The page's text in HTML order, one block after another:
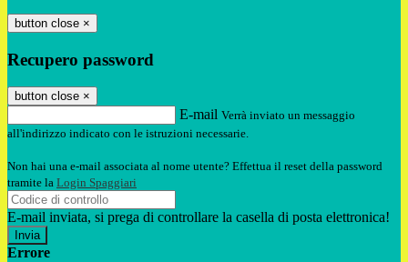
button close ×
Recupero password
button close ×
E-mail Verrà inviato un messaggio
all'indirizzo indicato con le istruzioni necessarie.
Non hai una e-mail associata al nome utente? Effettua il reset della password
tramite la Login Spaggiari
E-mail inviata, si prega di controllare la casella di posta elettronica!
Errore